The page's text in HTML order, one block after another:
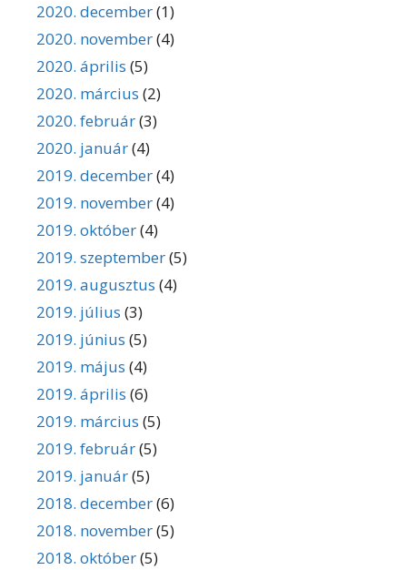
2020. december(1)
2020. november(4)
2020. április (5)
2020. március (2)
2020. február(3)
2020. január(4)
2019. december(4)
2019. november(4)
2019. október(4)
2019. szeptember(5)
2019. augusztus (4)
2019. július (3)
2019. június (5)
2019. május (4)
2019. április (6)
2019. március (5)
2019. február(5)
2019. január(5)
2018. december(6)
2018. november(5)
2018. október(5)